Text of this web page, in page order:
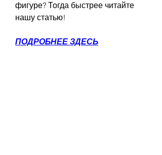
фигуре? Тогда быстрее читайте
нашу статью!
ПОДРОБНЕЕ ЗДЕСЬ